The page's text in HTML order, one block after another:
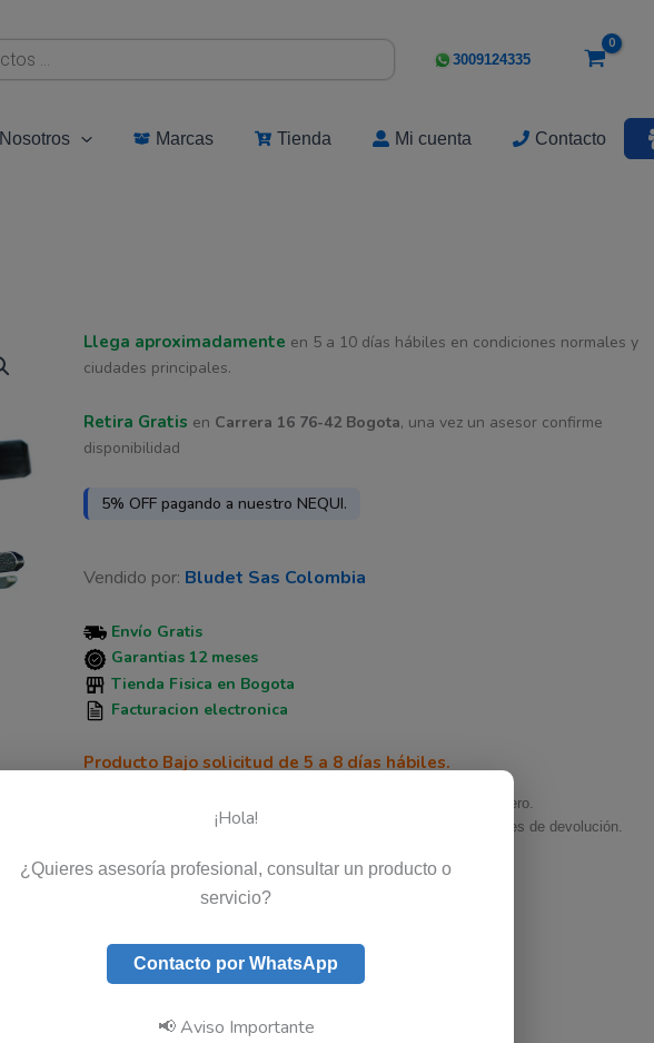
3009124335
Nosotros Marcas Tienda Mi cuenta Contacto
Llega aproximadamente en 5 a 10 días hábiles en condiciones normales y
ciudades principales.
Retira Gratis en Carrera 16 76-42 Bogota, una vez un asesor confirme
disponibilidad
5% OFF pagando a nuestro NEQUI.
Vendido por: Bludet Sas Colombia
Envío Gratis
Garantias 12 meses
Tienda Fisica en Bogota
Facturacion electronica
Producto Bajo solicitud de 5 a 8 días hábiles.
Compra Segura. Recibe lo que esperas o te devolvemos tu dinero.
Devolución disponible. Consulta nuestros términos y condiciones de devolución.
$96.784 Iva Inclu.
Cargador
Lenovo
5.2V
cantidad
cantidad
¡Hola!
¿Quieres asesoría profesional, consultar un producto o
servicio?
Contacto por WhatsApp
📢 Aviso Importante